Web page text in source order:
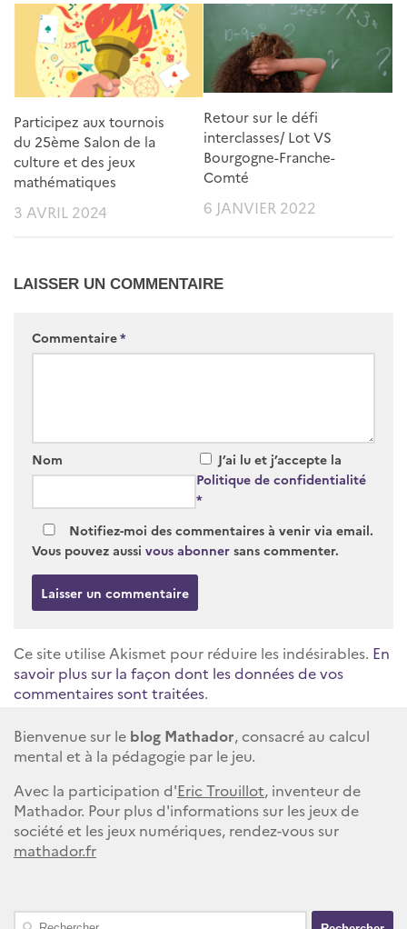
Participez aux tournois
du 25ème Salon de la
culture et des jeux
mathématiques
3 AVRIL 2024
Retour sur le défi
interclasses/ Lot VS
Bourgogne-Franche-
Comté
6 JANVIER 2022
LAISSER UN COMMENTAIRE
Commentaire*
Nom
J’ai lu et j’accepte la
Politique de confidentialité
*
Notifiez-moi des commentaires à venir via email.
Vous pouvez aussi vous abonner sans commenter.
Ce site utilise Akismet pour réduire les indésirables. En
savoir plus sur la façon dont les données de vos
commentaires sont traitées.
Bienvenue sur le blog Mathador, consacré au calcul
mental et à la pédagogie par le jeu.
Avec la participation d'Eric Trouillot, inventeur de
Mathador. Pour plus d'informations sur les jeux de
société et les jeux numériques, rendez-vous sur
mathador.fr
Rechercher :